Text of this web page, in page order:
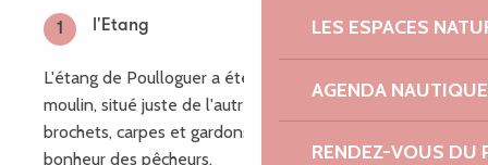
LES ESPACES
AGENDA NAUTIQUE
RENDEZ-VOUS DU
1 l'Etang
L'étang de Poulloguer a été creusé pour alimenter le
moulin, situé juste de l'autre côté de la route. Les
brochets, carpes et gardons qui y vivent font le
bonheur des pêcheurs.